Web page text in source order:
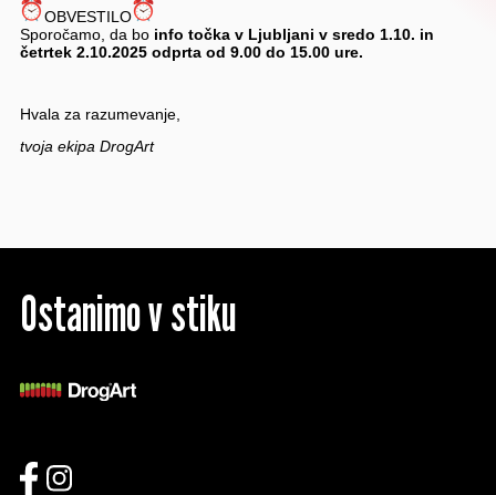
OBVESTILO
Sporočamo, da boinfo točka v Ljubljani v sredo 1.10. in
četrtek 2.10.2025 odprta od 9.00 do 15.00 ure.
Hvala za razumevanje,
tvoja ekipa DrogArt
Ostanimo v stiku